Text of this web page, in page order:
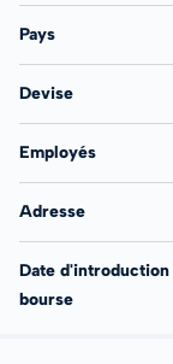
Pays
Devise
Employés
Adresse
Date d'introduction
bourse